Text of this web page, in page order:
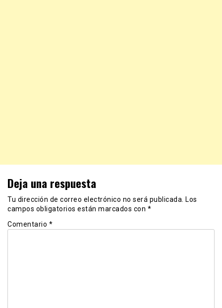
Deja una respuesta
Tu dirección de correo electrónico no será publicada. Los
campos obligatorios están marcados con *
Comentario *